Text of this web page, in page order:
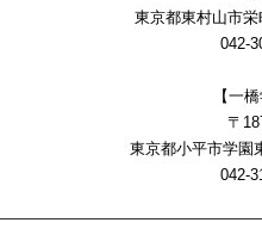
東京都東村山市
042-
【一
〒
東京都小平市学園
042-